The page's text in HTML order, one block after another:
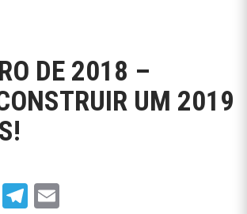
DE 2018 –
UM 2019
WhatsApp
Telegram